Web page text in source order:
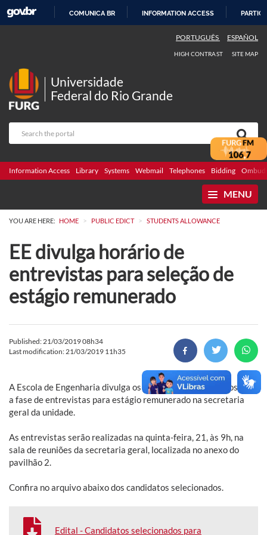
COMUNICA BR INFORMATION ACCESS
PORTUGUÊS ESPAÑOL
HIGH CONTRAST SITE MAP
Universidade
Federal do Rio Grande
Information Access Library Systems Webmail Telephones Bidding
MENU
YOU ARE HERE: HOME > PUBLIC EDICT > STUDENTS ALLOWANCE
EE divulga horário de
entrevistas para seleção de
estágio remunerado
Published: 21/03/2019 08h34
Last modification: 21/03/2019 11h35
A Escola de Engenharia divulga os candidatos classificados para
a fase de entrevistas para estágio remunerado na secretaria
geral da unidade.
As entrevistas serão realizadas na quinta-feira, 21, às 9h, na
sala de reuniões da secretaria geral, localizada no anexo do
pavilhão 2.
Confira no arquivo abaixo dos candidatos selecionados.
Edital - Candidatos selecionados para